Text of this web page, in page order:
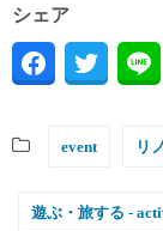
シェア
event リ
遊ぶ・旅する -